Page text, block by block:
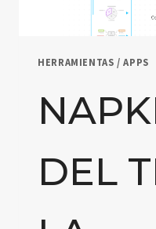
HERRAMIENTAS / APPS
DEL